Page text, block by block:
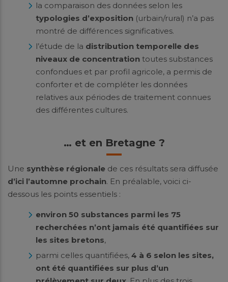
la comparaison des données selon les
typologies d’exposition (urbain/rural) n’a pas
montré de différences significatives.
l’étude de la distribution temporelle des
niveaux de concentration toutes substances
confondues et par profil agricole, a permis de
conforter et de compléter les données
relatives aux périodes de traitement connues
des différentes cultures.
… et en Bretagne ?
Une synthèse régionale de ces résultats sera diffusée
d’ici l’automne prochain. En préalable, voici ci-
dessous les points essentiels :
environ 50 substances parmi les 75
recherchées n’ont jamais été quantifiées sur
les sites bretons,
parmi celles quantifiées, 4 à 6 selon les sites,
ont été quantifiées sur plus d’un